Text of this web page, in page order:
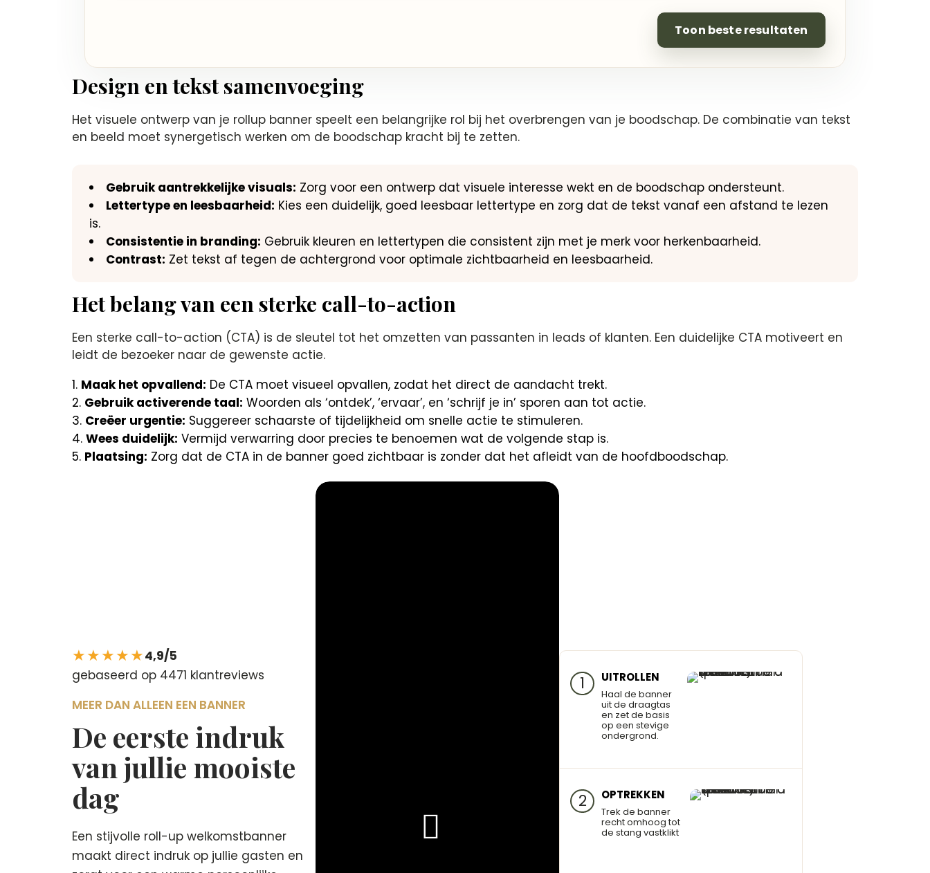
Toon beste resultaten
Design en tekst samenvoeging
Het visuele ontwerp van je rollup banner speelt een belangrijke rol bij het overbrengen van je boodschap. De combinatie van tekst
en beeld moet synergetisch werken om de boodschap kracht bij te zetten.
Gebruik aantrekkelijke visuals: Zorg voor een ontwerp dat visuele interesse wekt en de boodschap ondersteunt.
Lettertype en leesbaarheid: Kies een duidelijk, goed leesbaar lettertype en zorg dat de tekst vanaf een afstand te lezen
is.
Consistentie in branding: Gebruik kleuren en lettertypen die consistent zijn met je merk voor herkenbaarheid.
Contrast: Zet tekst af tegen de achtergrond voor optimale zichtbaarheid en leesbaarheid.
Het belang van een sterke call-to-action
Een sterke call-to-action (CTA) is de sleutel tot het omzetten van passanten in leads of klanten. Een duidelijke CTA motiveert en
leidt de bezoeker naar de gewenste actie.
Maak het opvallend: De CTA moet visueel opvallen, zodat het direct de aandacht trekt.
Gebruik activerende taal: Woorden als ‘ontdek’, ‘ervaar’, en ‘schrijf je in’ sporen aan tot actie.
Creëer urgentie: Suggereer schaarste of tijdelijkheid om snelle actie te stimuleren.
Wees duidelijk: Vermijd verwarring door precies te benoemen wat de volgende stap is.
Plaatsing: Zorg dat de CTA in de banner goed zichtbaar is zonder dat het afleidt van de hoofdboodschap.
★★★★★4,9/5
gebaseerd op 4471 klantreviews
MEER DAN ALLEEN EEN BANNER
De eerste indruk
van jullie mooiste
dag
Een stijvolle roll-up welkomstbanner
maakt direct indruk op jullie gasten en
1 UITROLLEN
Haal de banner
uit de draagtas
en zet de basis
op een stevige
ondergrond.
2 OPTREKKEN
Trek de banner
recht omhoog tot
de stang vastklikt